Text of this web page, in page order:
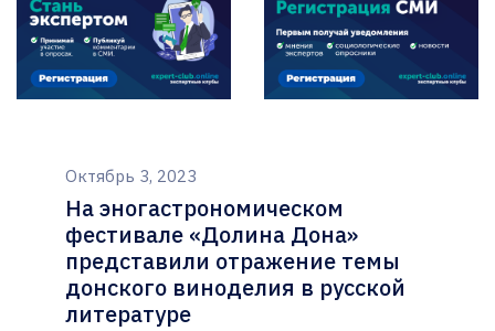
Октябрь 3, 2023
На эногастрономическом
фестивале «Долина Дона»
представили отражение темы
донского виноделия в русской
литературе